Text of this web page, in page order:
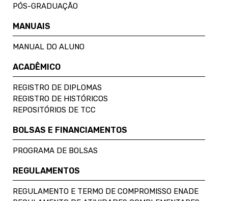
PÓS-GRADUAÇÃO
MANUAIS
MANUAL DO ALUNO
ACADÊMICO
REGISTRO DE DIPLOMAS
REGISTRO DE HISTÓRICOS
REPOSITÓRIOS DE TCC
BOLSAS E FINANCIAMENTOS
PROGRAMA DE BOLSAS
REGULAMENTOS
REGULAMENTO E TERMO DE COMPROMISSO ENADE